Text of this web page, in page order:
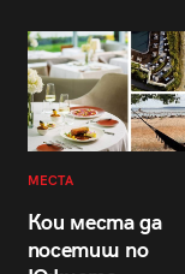
МЕСТА
Кои места да
посетиш по